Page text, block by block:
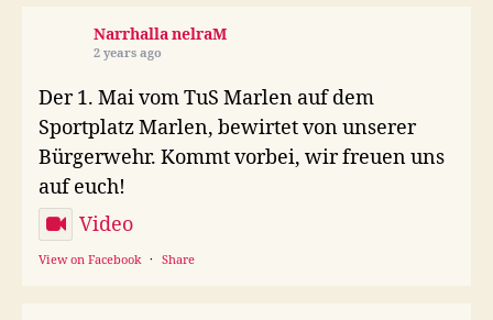
Narrhalla nelraM
2 years ago
Der 1. Mai vom TuS Marlen auf dem
Sportplatz Marlen, bewirtet von unserer
Bürgerwehr. Kommt vorbei, wir freuen uns
auf euch!
Video
View on Facebook · Share